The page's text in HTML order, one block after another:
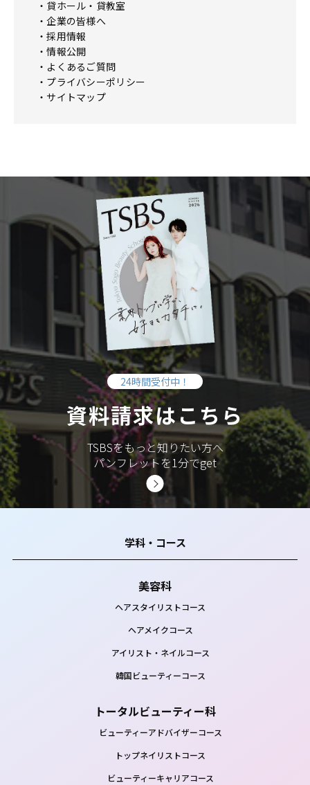
貸ホール・貸教室
企業の皆様へ
採用情報
情報公開
よくあるご質問
プライバシーポリシー
サイトマップ
24時間受付中！
資料請求はこちら
TSBSをもっと知りたい方へ
パンフレットを1分でget
学科・コース
美容科
ヘアスタイリストコース
ヘアメイクコース
アイリスト・ネイルコース
韓国ビューティーコース
トータルビューティー科
ビューティーアドバイザーコース
トップネイリストコース
ビューティーキャリアコース